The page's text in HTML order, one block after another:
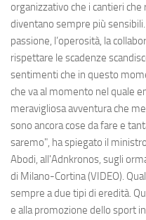
organizzativo che i cantieri
diventano sempre più
passione, l’operosità, la
rispettare le scadenze
sentimenti che in questo
che va al momento nel quale
meravigliosa avventura che
sono ancora cose da fare e
saremo", ha spiegato il
Abodi, all'Adnkronos, sugli
di Milano-Cortina (VIDEO).
sempre a due tipi di eredità.
e alla promozione dello sport